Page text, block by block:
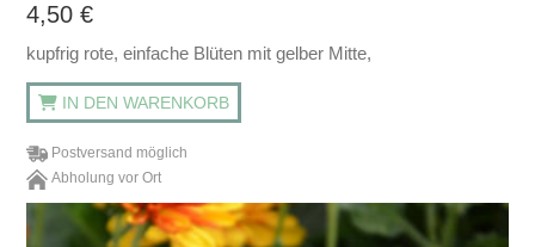
4,50€
kupfrig rote, einfache Blüten mit gelber Mitte,
IN DEN WARENKORB
Postversand möglich
Abholung vor Ort